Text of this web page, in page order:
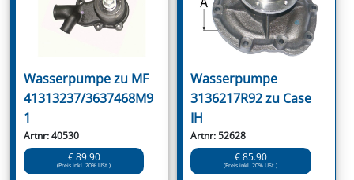
Wasserpumpe zu MF
41313237/3637468M9
1
Artnr: 40530
€ 89.90
(Preis inkl. 20% USt.)
Wasserpumpe
3136217R92 zu Case
IH
Artnr: 52628
€ 85.90
(Preis inkl. 20% USt.)